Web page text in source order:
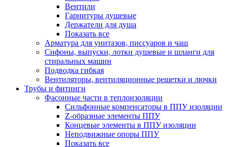
Вентили
Гарнитуры душевые
Держатели для душа
Показать все
Арматура для унитазов, писсуаров и чаш
Сифоны, выпуски, лотки душевые и шланги для
стиральных машин
Подводка гибкая
Вентиляторы, вентиляционные решетки и лючки
Трубы и фитинги
Фасонные части в теплоизоляции
Cильфонные компенсаторы в ППУ изоляции
Z-образные элементы ППУ
Концевые элементы в ППУ изоляции
Неподвижные опоры ППУ
Показать все